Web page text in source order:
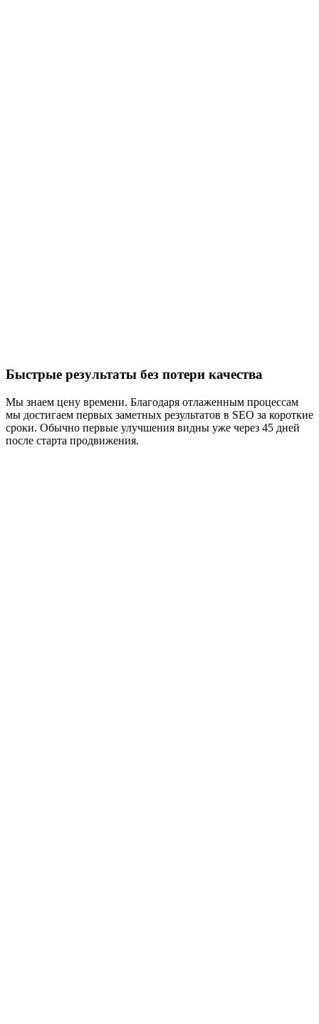
Быстрые результаты без потери качества
Мы знаем цену времени. Благодаря отлаженным процессам
мы достигаем первых заметных результатов в SEO за короткие
сроки. Обычно первые улучшения видны уже через 45 дней
после старта продвижения.